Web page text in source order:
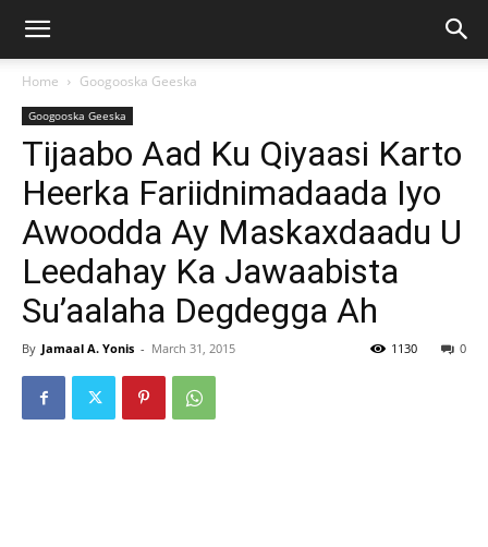
Home Googooska Geeska
Googooska Geeska
Tijaabo Aad Ku Qiyaasi Karto
Heerka Fariidnimadaada Iyo
Awoodda Ay Maskaxdaadu U
Leedahay Ka Jawaabista
Su’aalaha Degdegga Ah
By Jamaal A. Yonis - March 31, 2015 0
1130